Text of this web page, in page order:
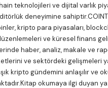
teknolojileri ve dijital varlık
deneyimine
kripto para piyasaları,
ve küresel finans
haber, analiz, makale ve
ve sektördeki gelişmeleri
kripto gündemini anlaşılır ve
okumaya ilgi duyan